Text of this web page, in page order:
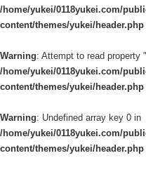
/home/yukei/0118yukei.com/
content/themes/yukei/header.php
Warning: Attempt to read property
/home/yukei/0118yukei.com/
content/themes/yukei/header.php
Warning: Undefined array key 0 in
/home/yukei/0118yukei.com/
content/themes/yukei/header.php